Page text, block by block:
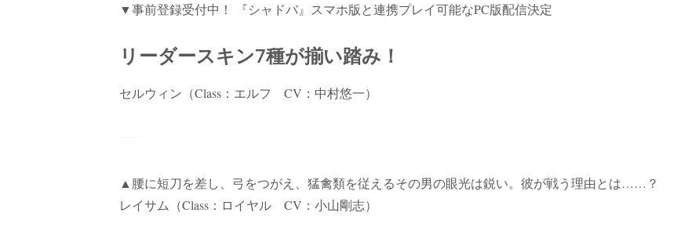
▼事前登録受付中！ 『シャドバ』スマホ版と連携プレイ可能なPC版配信決定
リーダースキン7種が揃い踏み！
セルウィン（Class：エルフ CV：中村悠一）
▲腰に短刀を差し、弓をつがえ、猛禽類を従えるその男の眼光は鋭い。彼が戦う理由とは……？
レイサム（Class：ロイヤル CV：小山剛志）